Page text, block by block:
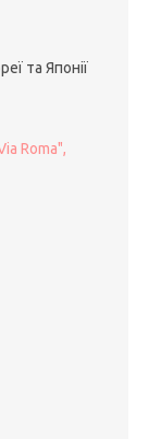
та Японії
Roma",